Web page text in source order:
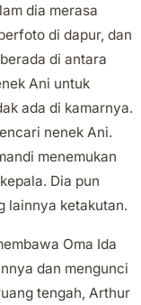
dia merasa
di dapur, dan
di antara
Ani untuk
ada di kamarnya.
nenek Ani.
menemukan
Dia pun
lainnya ketakutan.
Oma Ida
dan mengunci
tengah, Arthur